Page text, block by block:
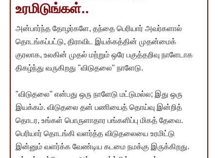
உரமிடுங்கள்..
அன்பார்ந்த தோழர்களே, தந்தை பெரியார் அவர்களால்
தொடங்கப்பட்டு, திராவிட இயக்கத்தின் முதன்மைக்
குரலாக, உலகின் முதல் மற்றும் ஒரே பகுத்தறிவு நாளேடாக
திகழ்ந்து வருகிறது "விடுதலை" நாளேடு.
"விடுதலை" என்பது ஒரு நாளேடு மட்டுமல்ல; இது ஒரு
இயக்கம். விடுதலை தன் பணியைத் தொய்வு இன்றித்
தொடர, உங்கள் பொருளாதார பங்களிப்பு மிகத் தேவை.
பெரியார் தொடங்கி வளர்த்த விடுதலையை உரமிட்டு
இன்னும் வளர்க்க வேண்டிய கடமை நமக்கு இருக்கிறது.